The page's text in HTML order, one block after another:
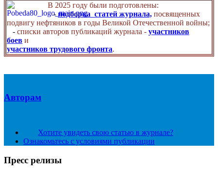
В 2025 году были подготовлены:
- подборка статей журнала, посвященных
подвигу нефтяников в годы Великой Отечественной войны;
- списки авторов публикаций журнала - участников
боев и
участников трудового фронта.
Авторам
Хотите увидеть свою статью в журнале?
Ознакомьтесь с условиями публикации
Пресс релизы